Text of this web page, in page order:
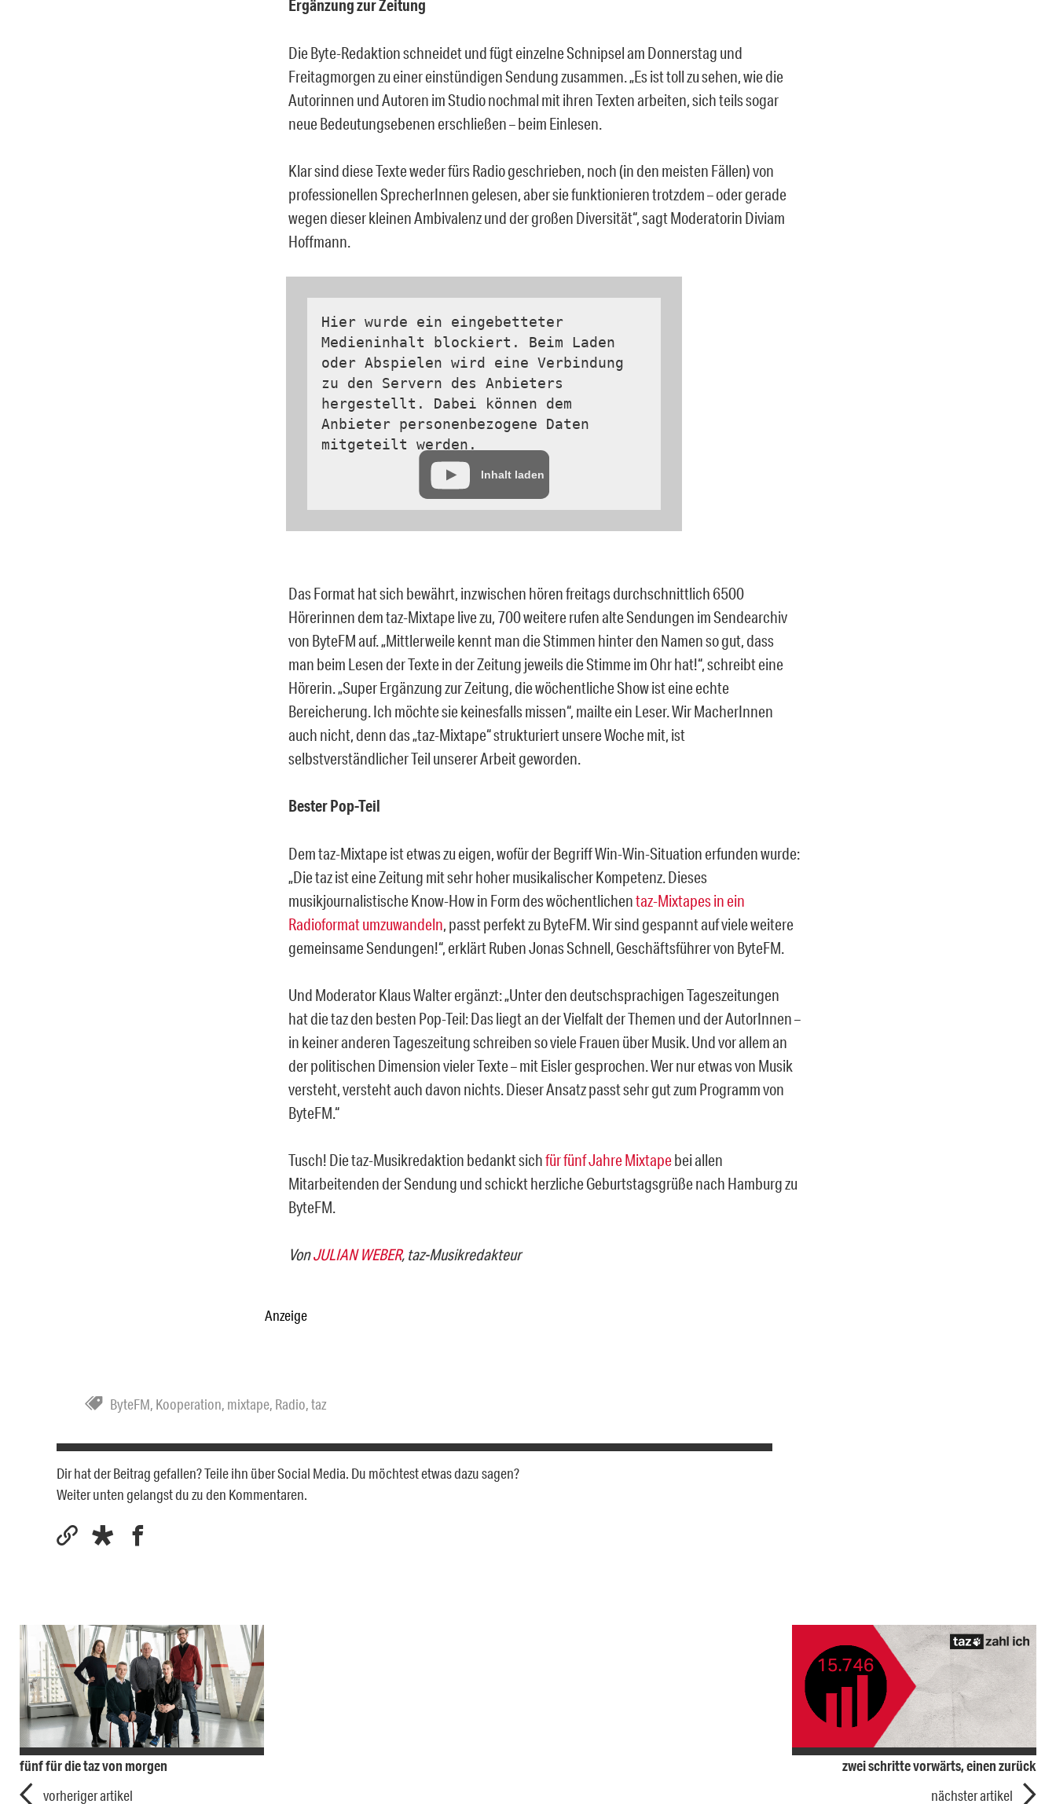
Ergänzung zur Zeitung
Die Byte-Redaktion schneidet und fügt einzelne Schnipsel am Donnerstag und
Freitagmorgen zu einer einstündigen Sendung zusammen. „Es ist toll zu sehen, wie die
Autorinnen und Autoren im Studio nochmal mit ihren Texten arbeiten, sich teils sogar
neue Bedeutungsebenen erschließen – beim Einlesen.
Klar sind diese Texte weder fürs Radio geschrieben, noch (in den meisten Fällen) von
professionellen SprecherInnen gelesen, aber sie funktionieren trotzdem – oder gerade
wegen dieser kleinen Ambivalenz und der großen Diversität“, sagt Moderatorin Diviam
Hoffmann.
Hier wurde ein eingebetteter
Medieninhalt blockiert. Beim Laden
oder Abspielen wird eine Verbindung
zu den Servern des Anbieters
hergestellt. Dabei können dem
Anbieter personenbezogene Daten
mitgeteilt werden.
Inhalt laden
Das Format hat sich bewährt, inzwischen hören freitags durchschnittlich 6500
Hörerinnen dem taz-Mixtape live zu, 700 weitere rufen alte Sendungen im Sendearchiv
von ByteFM auf. „Mittlerweile kennt man die Stimmen hinter den Namen so gut, dass
man beim Lesen der Texte in der Zeitung jeweils die Stimme im Ohr hat!“, schreibt eine
Hörerin. „Super Ergänzung zur Zeitung, die wöchentliche Show ist eine echte
Bereicherung. Ich möchte sie keinesfalls missen“, mailte ein Leser. Wir MacherInnen
auch nicht, denn das „taz-Mixtape“ strukturiert unsere Woche mit, ist
selbstverständlicher Teil unserer Arbeit geworden.
Bester Pop-Teil
Dem taz-Mixtape ist etwas zu eigen, wofür der Begriff Win-Win-Situation erfunden wurde:
„Die taz ist eine Zeitung mit sehr hoher musikalischer Kompetenz. Dieses
musikjournalistische Know-How in Form des wöchentlichentaz-Mixtapes in ein
Radioformat umzuwandeln, passt perfekt zu ByteFM. Wir sind gespannt auf viele weitere
gemeinsame Sendungen!“, erklärt Ruben Jonas Schnell, Geschäftsführer von ByteFM.
Und Moderator Klaus Walter ergänzt: „Unter den deutschsprachigen Tageszeitungen
hat die taz den besten Pop-Teil: Das liegt an der Vielfalt der Themen und der AutorInnen –
in keiner anderen Tageszeitung schreiben so viele Frauen über Musik. Und vor allem an
der politischen Dimension vieler Texte – mit Eisler gesprochen. Wer nur etwas von Musik
versteht, versteht auch davon nichts. Dieser Ansatz passt sehr gut zum Programm von
ByteFM.“
Tusch! Die taz-Musikredaktion bedankt sichfür fünf Jahre Mixtapebei allen
Mitarbeitenden der Sendung und schickt herzliche Geburtstagsgrüße nach Hamburg zu
ByteFM.
VonJULIAN WEBER, taz-Musikredakteur
Anzeige
ByteFM, Kooperation, mixtape, Radio,taz
Dir hat der Beitrag gefallen? Teile ihn über Social Media. Du möchtest etwas dazu sagen?
Weiter unten gelangst du zu den Kommentaren.
fünf für die taz von morgen
vorheriger artikel
zwei schritte vorwärts, einen zurück
nächster artikel